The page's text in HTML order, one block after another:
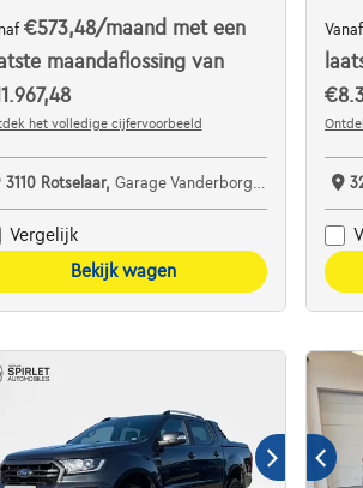
€573,48/maand met een
maandaflossing van
het volledige cijfervoorbeeld
3110 Rotselaar, Garage Vanderborght Rotselaar
Vergelijk
Bekijk wagen